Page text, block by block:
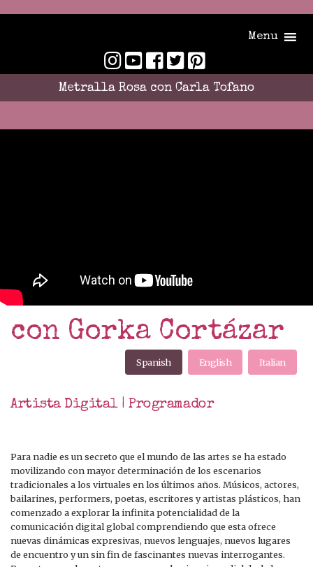
Menu
Metralla Rosa con Carla Tofano
con Gorka Cortázar
Spanish English Italian
Artista Digital | Programador
Para nadie es un secreto que el mundo de las artes se ha estado
movilizando con mayor determinación de los escenarios
tradicionales a los virtuales en los últimos años. Músicos, actores,
bailarines, performers, poetas, escritores y artistas plásticos, han
comenzado a explorar la infinita potencialidad de la
comunicación digital global comprendiendo que esta ofrece
nuevas dinámicas expresivas, nuevos lenguajes, nuevos lugares
de encuentro y un sin fin de fascinantes nuevas interrogantes.